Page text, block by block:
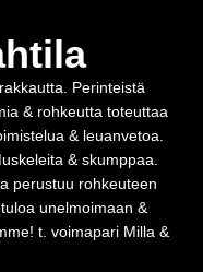
Perinteistä
& rohkeutta toteuttaa
& leuanvetoa.
& skumppaa.
perustuu rohkeuteen
unelmoimaan &
t. voimapari Milla &